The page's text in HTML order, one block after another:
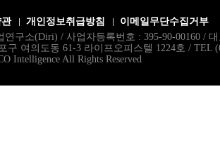
개인정보취급방침
이메일무단수집거부
연구소(Diri) / 사업자등록번호 : 395-90-00160 /
구 여의도동 61-3 라이프오피스텔 1224호 / TEL
Intelligence All Rights Reserved